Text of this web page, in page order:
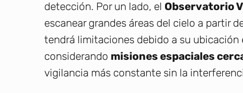
detección. Por un lado, el Observatorio
escanear grandes áreas del cielo a partir
tendrá limitaciones debido a su ubicación
considerando misiones espaciales
vigilancia más constante sin la